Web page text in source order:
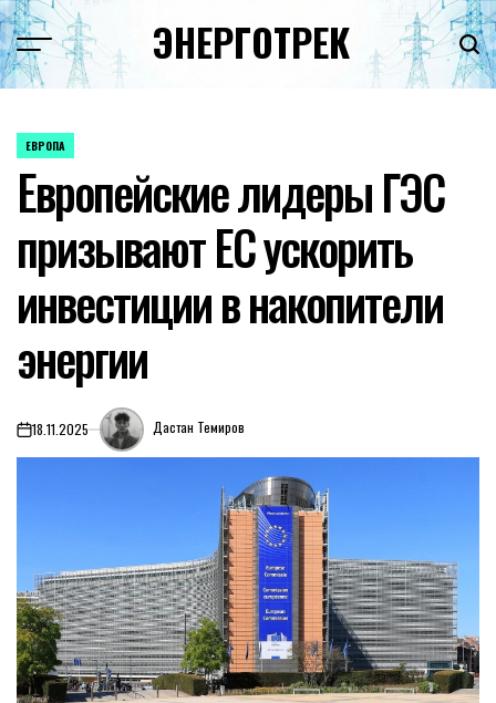
Перейти
к
содержимому
ЭНЕРГОТРЕК
ОПУБЛИКОВАНО
ЕВРОПА
Европейские лидеры ГЭС
призывают ЕС ускорить
инвестиции в накопители
энергии
on18.11.2025 Дастан Темиров